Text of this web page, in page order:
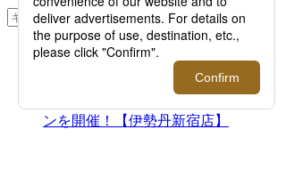
検索
TOP
“着る眼鏡”をコンセプトにした＜ア
ンを開催！【伊勢丹新宿店】